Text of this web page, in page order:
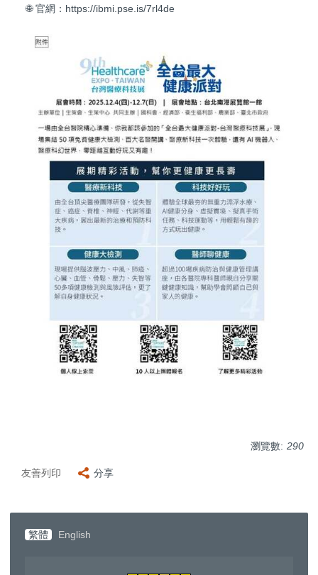
🌐 官網：https://ibmi.pse.is/7rl4de
瀏覽數: 290
友善列印 分享
繁體 English